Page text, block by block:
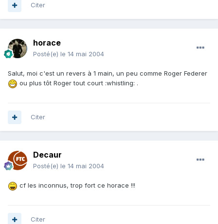
Citer
horace
Posté(e) le 14 mai 2004
Salut, moi c'est un revers à 1 main, un peu comme Roger Federer
ou plus tôt Roger tout court :whistling: .
Citer
Decaur
Posté(e) le 14 mai 2004
cf les inconnus, trop fort ce horace !!!
Citer